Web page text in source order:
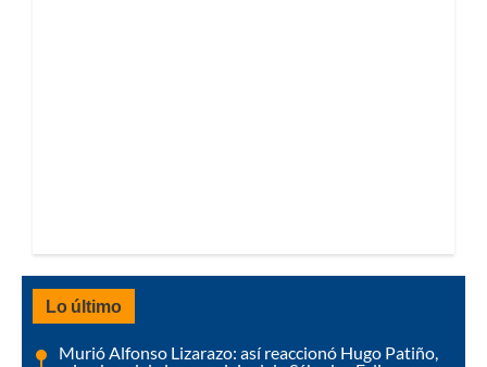
Lo último
Murió Alfonso Lizarazo: así reaccionó Hugo Patiño,